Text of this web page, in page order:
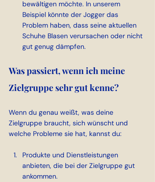
bewältigen möchte. In unserem
Beispiel könnte der Jogger das
Problem haben, dass seine aktuellen
Schuhe Blasen verursachen oder nicht
gut genug dämpfen.
Was passiert, wenn ich meine
Zielgruppe sehr gut kenne?
Wenn du genau weißt, was deine
Zielgruppe braucht, sich wünscht und
welche Probleme sie hat, kannst du:
Produkte und Dienstleistungen
anbieten, die bei der Zielgruppe gut
ankommen.